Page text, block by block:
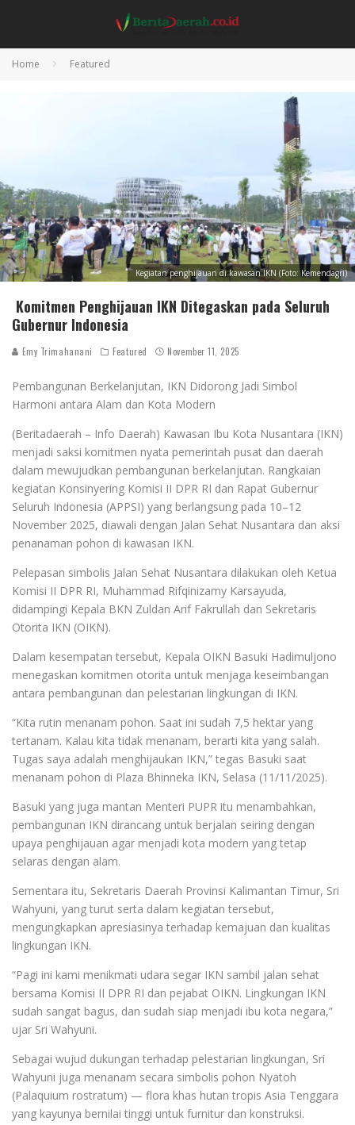
Home Featured
Kegiatan penghijauan di kawasan IKN (Foto: Kemendagri)
Komitmen Penghijauan IKN Ditegaskan pada Seluruh
Gubernur Indonesia
Emy Trimahanani Featured November 11, 2025
Pembangunan Berkelanjutan, IKN Didorong Jadi Simbol
Harmoni antara Alam dan Kota Modern
(Beritadaerah – Info Daerah) Kawasan Ibu Kota Nusantara (IKN)
menjadi saksi komitmen nyata pemerintah pusat dan daerah
dalam mewujudkan pembangunan berkelanjutan. Rangkaian
kegiatan Konsinyering Komisi II DPR RI dan Rapat Gubernur
Seluruh Indonesia (APPSI) yang berlangsung pada 10–12
November 2025, diawali dengan Jalan Sehat Nusantara dan aksi
penanaman pohon di kawasan IKN.
Pelepasan simbolis Jalan Sehat Nusantara dilakukan oleh Ketua
Komisi II DPR RI, Muhammad Rifqinizamy Karsayuda,
didampingi Kepala BKN Zuldan Arif Fakrullah dan Sekretaris
Otorita IKN (OIKN).
Dalam kesempatan tersebut, Kepala OIKN Basuki Hadimuljono
menegaskan komitmen otorita untuk menjaga keseimbangan
antara pembangunan dan pelestarian lingkungan di IKN.
“Kita rutin menanam pohon. Saat ini sudah 7,5 hektar yang
tertanam. Kalau kita tidak menanam, berarti kita yang salah.
Tugas saya adalah menghijaukan IKN,” tegas Basuki saat
menanam pohon di Plaza Bhinneka IKN, Selasa (11/11/2025).
Basuki yang juga mantan Menteri PUPR itu menambahkan,
pembangunan IKN dirancang untuk berjalan seiring dengan
upaya penghijauan agar menjadi kota modern yang tetap
selaras dengan alam.
Sementara itu, Sekretaris Daerah Provinsi Kalimantan Timur, Sri
Wahyuni, yang turut serta dalam kegiatan tersebut,
mengungkapkan apresiasinya terhadap kemajuan dan kualitas
lingkungan IKN.
“Pagi ini kami menikmati udara segar IKN sambil jalan sehat
bersama Komisi II DPR RI dan pejabat OIKN. Lingkungan IKN
sudah sangat bagus, dan sudah siap menjadi ibu kota negara,”
ujar Sri Wahyuni.
Sebagai wujud dukungan terhadap pelestarian lingkungan, Sri
Wahyuni juga menanam secara simbolis pohon Nyatoh
(Palaquium rostratum) — flora khas hutan tropis Asia Tenggara
yang kayunya bernilai tinggi untuk furnitur dan konstruksi.